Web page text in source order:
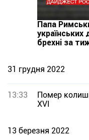
Папа
українських
брехні за
31 грудня 2022
13:33
Помер
XVI
13 березня 2022